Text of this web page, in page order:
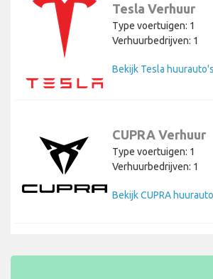
Tesla Verhuur
Type voertuigen: 1
Verhuurbedrijven: 1
Bekijk Tesla huurauto's
CUPRA Verhuur
Type voertuigen: 1
Verhuurbedrijven: 1
Bekijk CUPRA